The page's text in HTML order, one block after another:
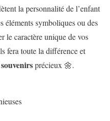
la personnalité de l’enfant
éléments symboliques ou des
le caractère unique de vos
fera toute la différence et
souvenirsprécieux 🌼.